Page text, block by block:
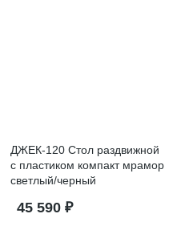
ДЖЕК-120 Стол раздвижной
с пластиком компакт мрамор
светлый/черный
45 590 ₽